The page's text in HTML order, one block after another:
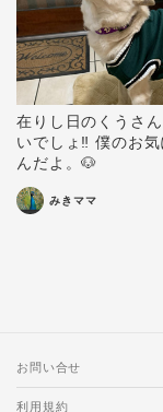
在りし日のくうさ
いでしょ‼️ 僕のお
んだよ。🐶
みきママ
お問い合せ
利用規約